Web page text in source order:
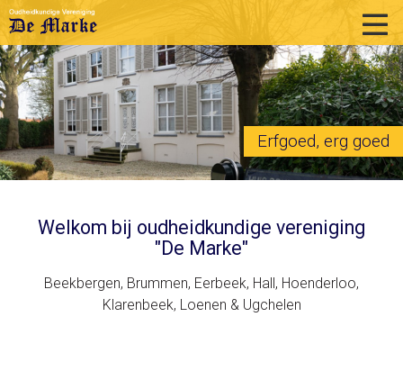
home
historie
activiteiten
publicaties
contact
Erfgoed, erg goed
Welkom bij oudheidkundige vereniging
"De Marke"
Beekbergen, Brummen, Eerbeek, Hall, Hoenderloo,
Klarenbeek, Loenen & Ugchelen